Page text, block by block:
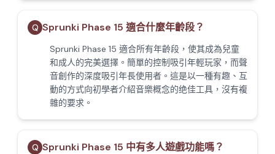
Q Sprunki Phase 15 適合什麼年齡段？
Sprunki Phase 15 適合所有年齡段，使其成為兒童
和成人的完美選擇。簡單的控制吸引年輕玩家，而聲
音創作的深度吸引年長使用者。這是以一種有趣、互
動的方式向初學者介紹音樂概念的绝佳工具，沒有複
雜的要求。
Q Sprunki Phase 15 中有多人遊戲功能嗎？